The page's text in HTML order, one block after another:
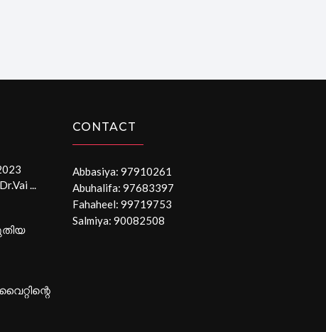
...
CONTACT
Abbasiya: 97910261
Abuhalifa: 97683397
Fahaheel: 99719753
Salmiya: 90082508